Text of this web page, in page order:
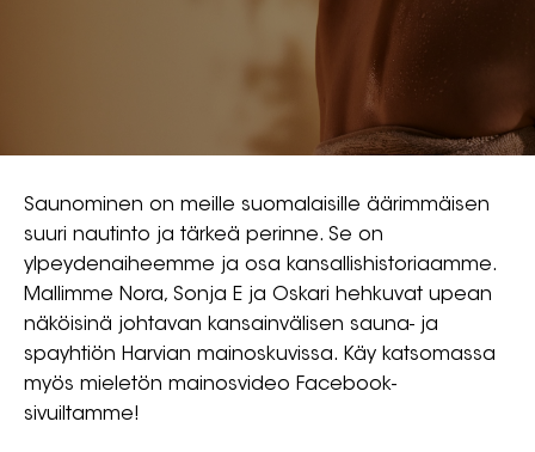
Saunominen on meille suomalaisille äärimmäisen
suuri nautinto ja tärkeä perinne. Se on
ylpeydenaiheemme ja osa kansallishistoriaamme.
Mallimme Nora, Sonja E ja Oskari hehkuvat upean
näköisinä johtavan kansainvälisen sauna- ja
spayhtiön Harvian mainoskuvissa. Käy katsomassa
myös mieletön mainosvideo Facebook-
sivuiltamme!